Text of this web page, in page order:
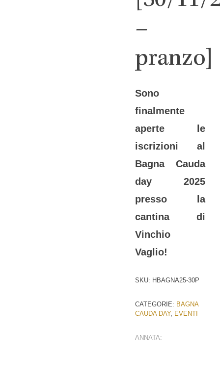
–
pranzo]
Sono
finalmente
aperte le
iscrizioni al
Bagna Cauda
day 2025
presso la
cantina di
Vinchio
Vaglio!
SKU: HBAGNA25-30P
CATEGORIE: BAGNA
CAUDA DAY, EVENTI
ANNATA: